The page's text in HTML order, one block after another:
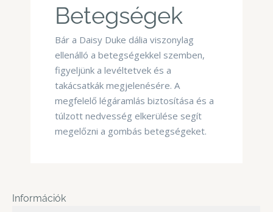
Betegségek
Bár a Daisy Duke dália viszonylag
ellenálló a betegségekkel szemben,
figyeljünk a levéltetvek és a
takácsatkák megjelenésére. A
megfelelő légáramlás biztosítása és a
túlzott nedvesség elkerülése segít
megelőzni a gombás betegségeket.
Információk